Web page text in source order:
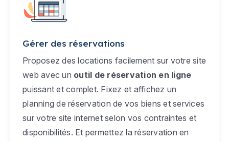
Gérer des réservations
Proposez des locations facilement sur votre site
web avec un outil de réservation en ligne
puissant et complet. Fixez et affichez un
planning de réservation de vos biens et services
sur votre site internet selon vos contraintes et
disponibilités. Et permettez la réservation en